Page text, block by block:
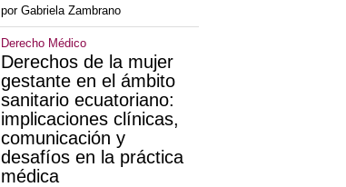
por Gabriela Zambrano
Derecho Médico
Derechos de la mujer
gestante en el ámbito
sanitario ecuatoriano:
implicaciones clínicas,
comunicación y
desafíos en la práctica
médica